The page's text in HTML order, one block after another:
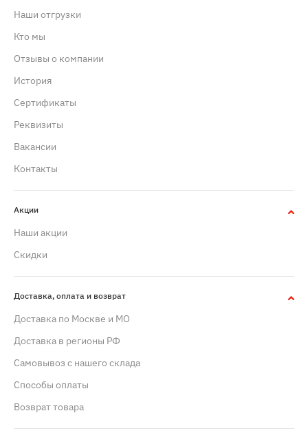
Наши отгрузки
Кто мы
Отзывы о компании
История
Сертификаты
Реквизиты
Вакансии
Контакты
Акции
Наши акции
Скидки
Доставка, оплата и возврат
Доставка по Москве и МО
Доставка в регионы РФ
Самовывоз с нашего склада
Способы оплаты
Возврат товара